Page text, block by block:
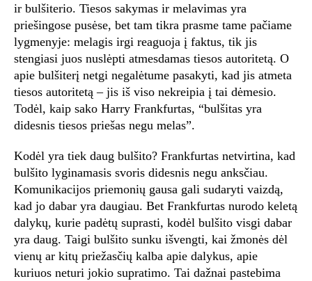
ir bulšiterio. Tiesos sakymas ir melavimas yra
priešingose pusėse, bet tam tikra prasme tame pačiame
lygmenyje: melagis irgi reaguoja į faktus, tik jis
stengiasi juos nuslėpti atmesdamas tiesos autoritetą. O
apie bulšiterį netgi negalėtume pasakyti, kad jis atmeta
tiesos autoritetą – jis iš viso nekreipia į tai dėmesio.
Todėl, kaip sako Harry Frankfurtas, “bulšitas yra
didesnis tiesos priešas negu melas”.
Kodėl yra tiek daug bulšito? Frankfurtas netvirtina, kad
bulšito lyginamasis svoris didesnis negu anksčiau.
Komunikacijos priemonių gausa gali sudaryti vaizdą,
kad jo dabar yra daugiau. Bet Frankfurtas nurodo keletą
dalykų, kurie padėtų suprasti, kodėl bulšito visgi dabar
yra daug. Taigi bulšito sunku išvengti, kai žmonės dėl
vienų ar kitų priežasčių kalba apie dalykus, apie
kuriuos neturi jokio supratimo. Tai dažnai pastebima